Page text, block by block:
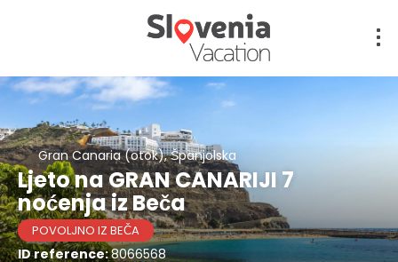
Gran Canaria (otok), Španjolska
Ljeto na GRAN CANARIJI 7
noćenja iz Beča
POVOLJNO IZ BEČA
ID reference:8066568